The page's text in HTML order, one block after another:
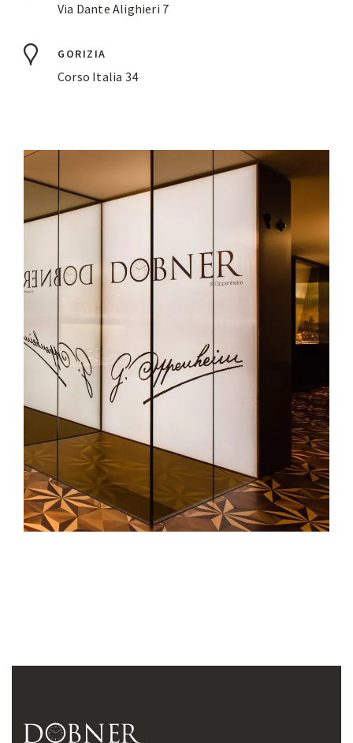
Via Dante Alighieri 7
GORIZIA
Corso Italia 34